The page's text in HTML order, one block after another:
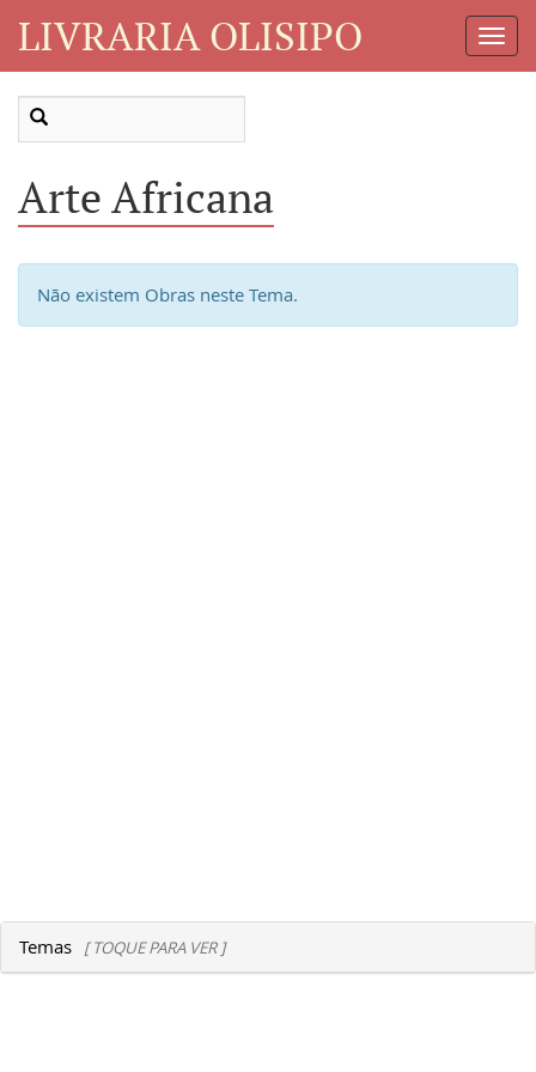
LIVRARIA OLISIPO
Arte Africana
Não existem Obras neste Tema.
Temas [ TOQUE PARA VER ]